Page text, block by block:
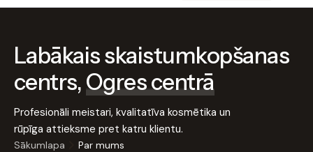
PAR MUMS
CENAS
DĀVANU KARTE
KONTAKTI
Labākais skaistumkopšanas
centrs,Ogres centrā
Profesionāli meistari, kvalitatīva kosmētika un
rūpīga attieksme pret katru klientu.
Sākumlapa Par mums